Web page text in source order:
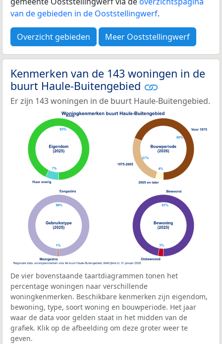
van de gebieden in de Ooststellingwerf.
Overzicht gebieden Meer Ooststellingwerf
Kenmerken van de 143 woningen in de
buurt Haule-Buitengebied
Er zijn 143 woningen in de buurt Haule-Buitengebied.
De vier bovenstaande taartdiagrammen tonen het
percentage woningen naar verschillende
woningkenmerken. Beschikbare kenmerken zijn eigendom,
bewoning, type, soort woning en bouwperiode. Het jaar
waar de data voor gelden staat in het midden van de
grafiek. Klik op de afbeelding om deze groter weer te
geven.